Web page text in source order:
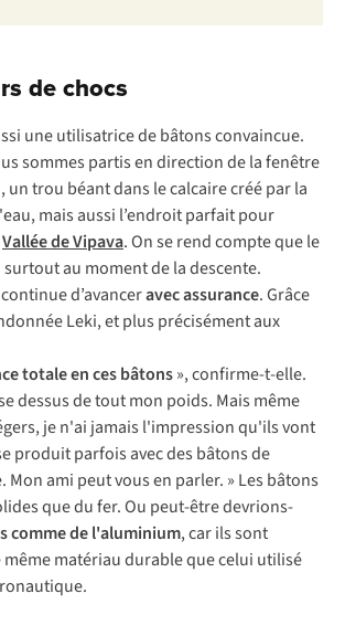
de chocs
une utilisatrice de bâtons convaincue.
sommes partis en direction de la fenêtre
trou béant dans le calcaire créé par la
mais aussi l’endroit parfait pour
Vallée de Vipava. On se rend compte que le
au moment de la descente.
d’avanceravec assurance. Grâce
Leki, et plus précisément aux
totale en ces bâtons», confirme-t-elle.
dessus de tout mon poids. Mais même
je n'ai jamais l'impression qu'ils vont
produit parfois avec des bâtons de
ami peut vous en parler. » Les bâtons
que du fer. Ou peut-être devrions-
comme de l'aluminium, car ils sont
matériau durable que celui utilisé